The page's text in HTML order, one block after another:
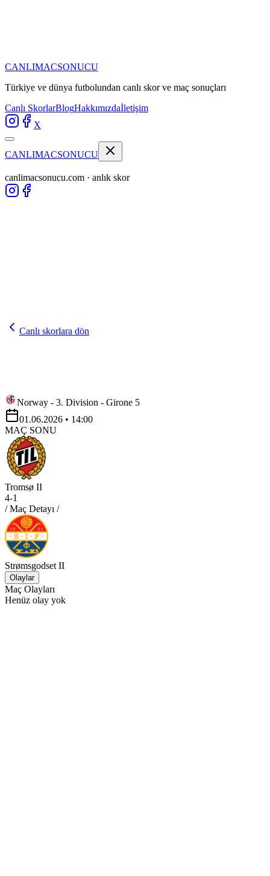
CANLIMACSONUCU
Türkiye ve dünya futbolundan canlı skor ve maç sonuçları
Canlı SkorlarBlogHakkımızdaİletişim
X
CANLIMACSONUCU
canlimacsonucu.com · anlık skor
Canlı skorlara dön
Norway - 3. Division - Girone 5
01.06.2026 • 14:00
MAÇ SONU
Tromsø II
4-1
/ Maç Detayı /
Strømsgodset II
Olaylar
Maç Olayları
Henüz olay yok